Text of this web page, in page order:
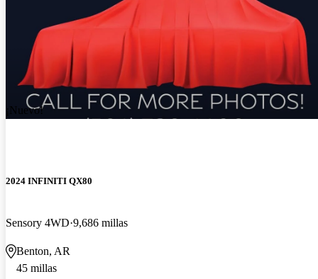
¡Nuevo!
2024 INFINITI QX80
Sensory 4WD 9,686 millas
Benton, AR
45 millas